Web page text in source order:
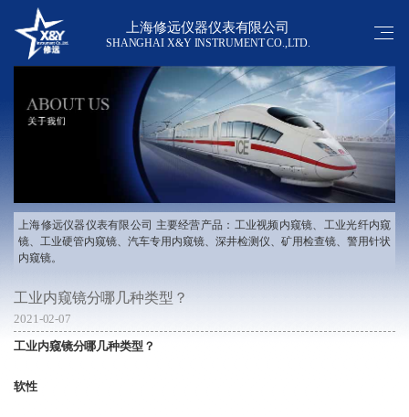
上海修远仪器仪表有限公司
SHANGHAI X&Y INSTRUMENT CO.,LTD.
上海修远仪器仪表有限公司 主要经营产品：工业视频内窥镜、工业光纤内窥
镜、工业硬管内窥镜、汽车专用内窥镜、深井检测仪、矿用检查镜、警用针状
内窥镜。
工业内窥镜分哪几种类型？
2021-02-07
工业内窥镜分哪几种类型？
软性